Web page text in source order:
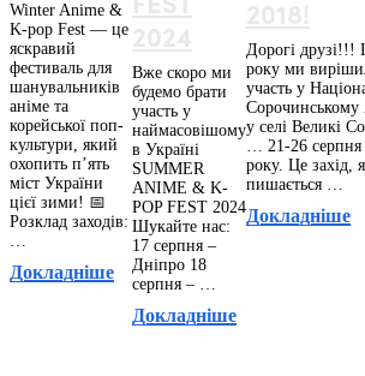
Winter Anime &
K-pop Fest — це
яскравий
фестиваль для
шанувальників
аніме та
корейської поп-
культури, який
охопить п’ять
міст України
цієї зими! 📅
Розклад заходів:
…
Докладніше
Вже скоро ми
будемо брати
участь у
наймасовішому
в Україні
SUMMER
ANIME & K-
POP FEST 2024
Шукайте нас:
17 серпня –
Дніпро 18
серпня – …
Докладніше
Дорогі друзі!!!
року ми
участь у
Сорочинському
у селі Великі
… 21-26
року. Це захід,
пишається …
Докладніше